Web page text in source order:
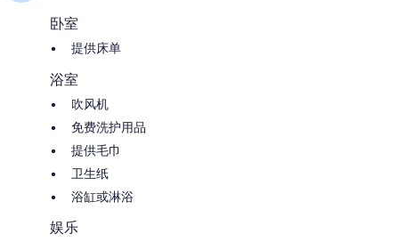
卧室
提供床单
浴室
吹风机
免费洗护用品
提供毛巾
卫生纸
浴缸或淋浴
娱乐